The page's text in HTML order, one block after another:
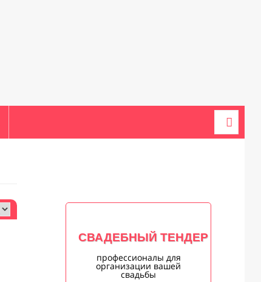
СВАДЕБНЫЙ ТЕНДЕР
профессионалы для
организации вашей
свадьбы